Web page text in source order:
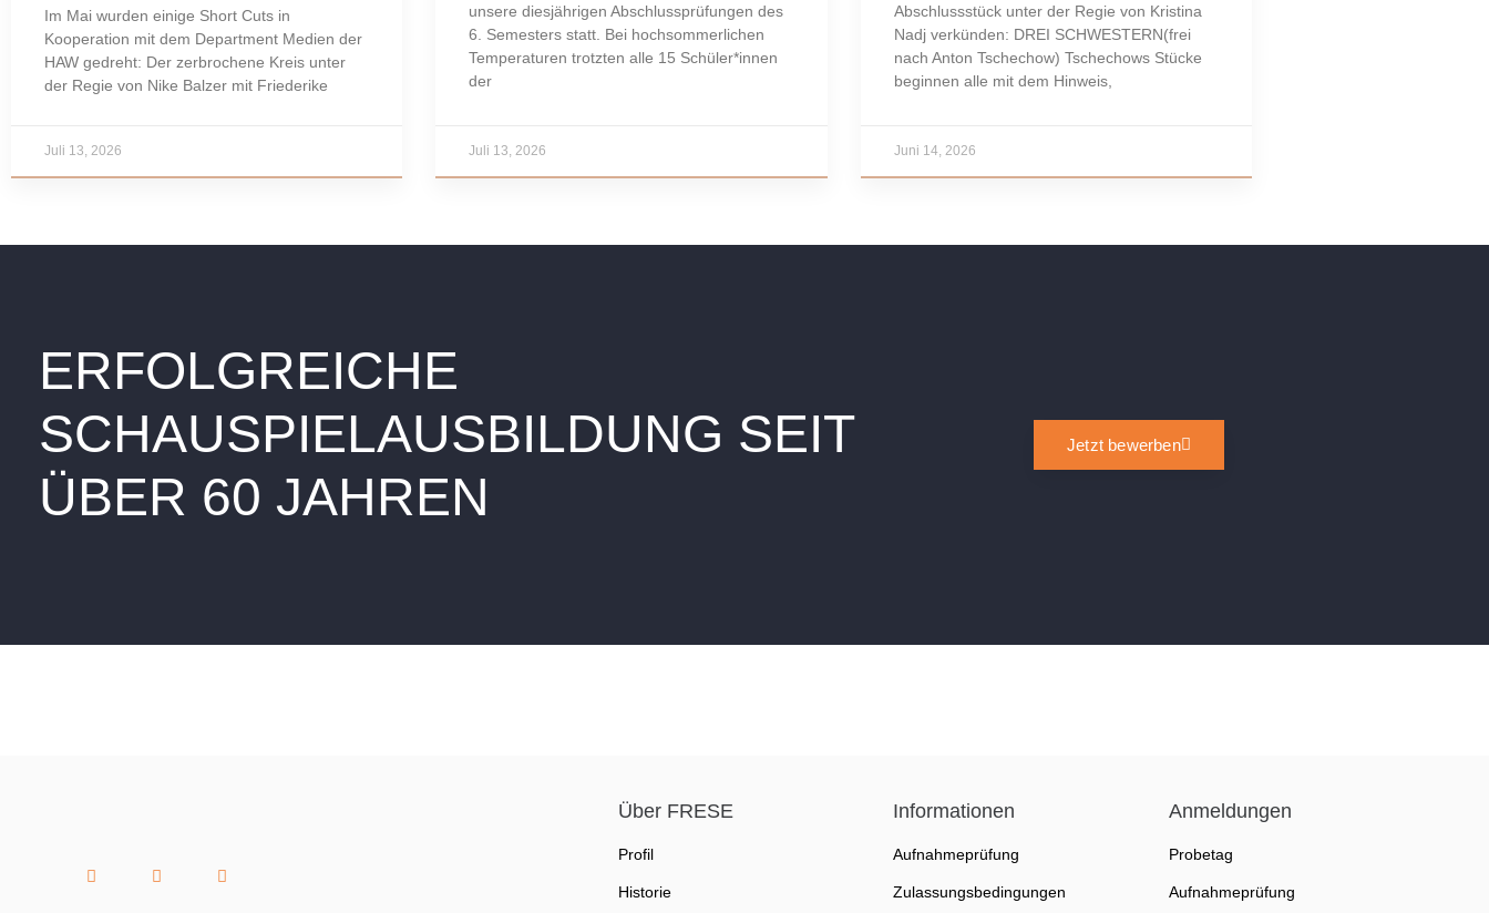
Im Mai wurden einige Short Cuts in
Kooperation mit dem Department Medien der
HAW gedreht: Der zerbrochene Kreis unter
der Regie von Nike Balzer mit Friederike
Juli 13, 2026
unsere diesjährigen Abschlussprüfungen des
6. Semesters statt. Bei hochsommerlichen
Temperaturen trotzten alle 15 Schüler*innen
der
Juli 13, 2026
Abschlussstück unter der Regie von Kristina
Nadj verkünden: DREI SCHWESTERN(frei
nach Anton Tschechow) Tschechows Stücke
beginnen alle mit dem Hinweis,
Juni 14, 2026
ERFOLGREICHE
SCHAUSPIELAUSBILDUNG SEIT
ÜBER 60 JAHREN
Jetzt bewerben
Über FRESE
Profil
Historie
Informationen
Aufnahmeprüfung
Zulassungsbedingungen
Anmeldungen
Probetag
Aufnahmeprüfung